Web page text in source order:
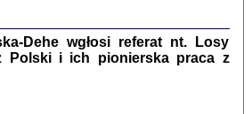
NAM KOLEJNA GODZINA ...
Dehe wgłosi referat nt. Losy
Polski i ich pionierska praca z